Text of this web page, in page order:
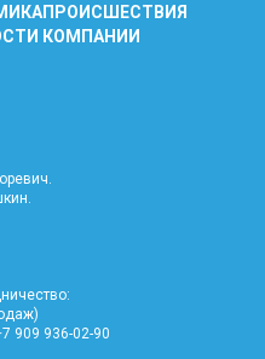
ПРОИСШЕСТВИЯ
КОМПАНИИ
909 936-02-90